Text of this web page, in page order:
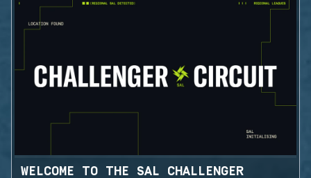
WELCOME TO THE SAL CHALLENGER